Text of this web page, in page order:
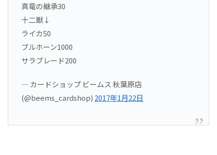
真竜の継承30
十二獣↓
ライカ50
ブルホーン1000
サラブレード200
— カードショップ ビームス 秋葉原店
(@beems_cardshop) 2017年1月22日